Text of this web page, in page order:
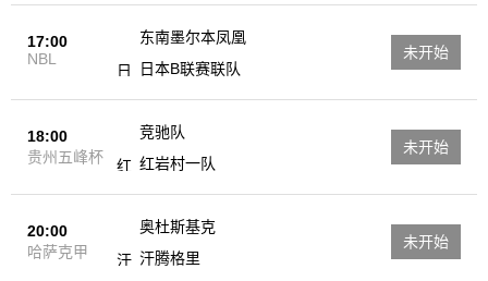
17:00
NBL
东南墨尔本凤凰
日本B联赛联队
未开始
18:00
贵州五峰杯
竞驰队
红岩村一队
未开始
20:00
哈萨克甲
奥杜斯基克
汗腾格里
未开始